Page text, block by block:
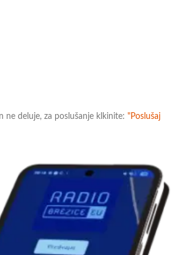
ne deluje, za poslušanje klkinite: "Poslušaj